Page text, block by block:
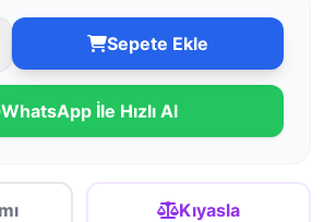
Sepete Ekle
WhatsApp İle Hızlı Al
Kıyasla